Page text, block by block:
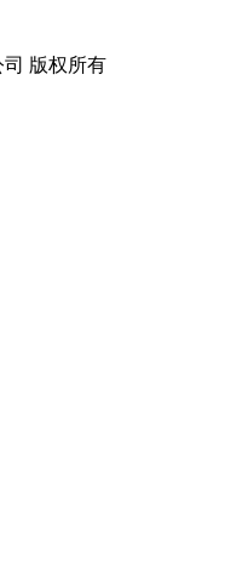
版权所有